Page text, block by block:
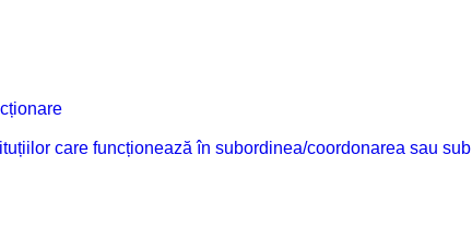
care funcționează în subordinea/coordonarea sau sub